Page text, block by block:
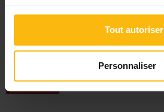
Tout autoriser
Personnaliser
rue de Mérode, 54
1060 Saint-Gilles
florence.fraipont@cenforgil.be
Signaler